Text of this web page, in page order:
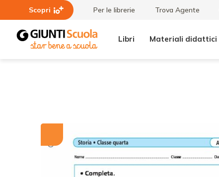
Scopri Per le librerie Trova Agente
Libri Materiali didattici